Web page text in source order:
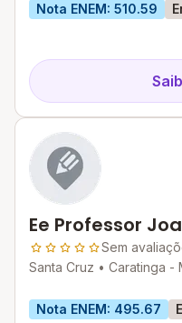
Nota ENEM: 510.59
Ee Professor
Sem
Santa Cruz • Caratinga -
Nota ENEM: 495.67